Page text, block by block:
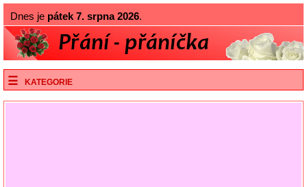
Dnes je pátek 7. srpna 2026.
KATEGORIE